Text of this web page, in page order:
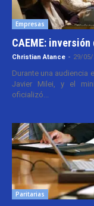
Empresas
CAEME:
Christian Atance - 29/05/
Durante una audiencia
Javier Milei, y el
oficializó...
Paritarias